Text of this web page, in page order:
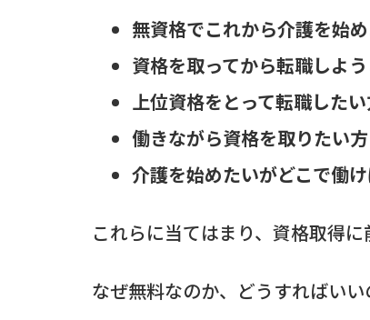
無資格でこれから介護を始
資格を取ってから転職しよ
上位資格をとって転職した
働きながら資格を取りたい方
介護を始めたいがどこで働
これらに当てはまり、資格取得に
なぜ無料なのか、どうすればいい